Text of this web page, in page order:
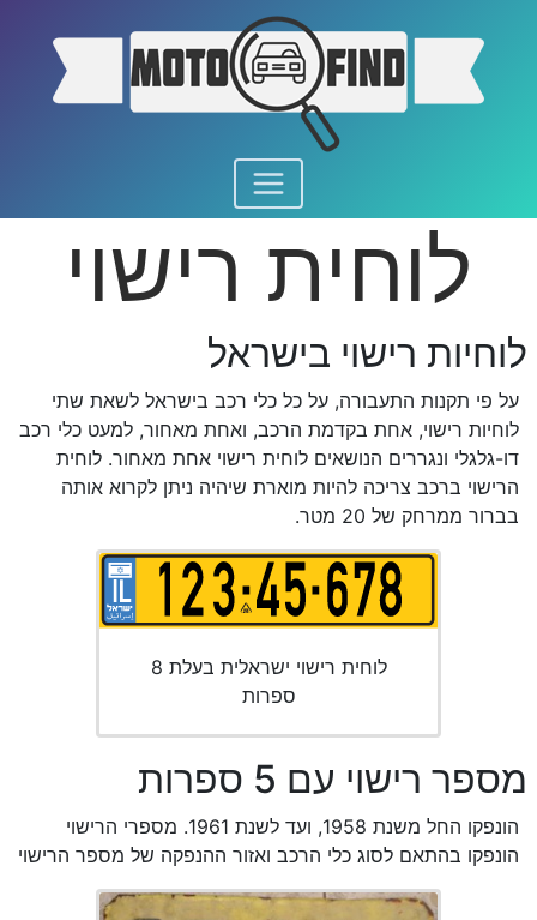
לוחית רישוי
לוחיות רישוי בישראל
על פי תקנות התעבורה, על כל כלי רכב בישראל לשאת שתי
לוחיות רישוי, אחת בקדמת הרכב, ואחת מאחור, למעט כלי רכב
דו-גלגלי ונגררים הנושאים לוחית רישוי אחת מאחור. לוחית
הרישוי ברכב צריכה להיות מוארת שיהיה ניתן לקרוא אותה
בברור ממרחק של 20 מטר.
לוחית רישוי ישראלית בעלת 8
ספרות
מספר רישוי עם 5 ספרות
הונפקו החל משנת 1958, ועד לשנת 1961. מספרי הרישוי
הונפקו בהתאם לסוג כלי הרכב ואזור ההנפקה של מספר הרישוי